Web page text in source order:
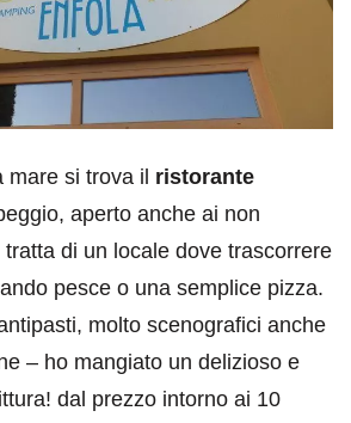
si trova il ristorante
aperto anche ai non
di un locale dove trascorrere
pesce o una semplice pizza.
molto scenografici anche
– ho mangiato un delizioso e
dal prezzo intorno ai 10